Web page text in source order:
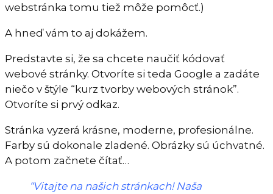
webstránka tomu tiež môže pomôcť.)
A hneď vám to aj dokážem.
Predstavte si, že sa chcete naučiť kódovať
webové stránky. Otvoríte si teda Google a zadáte
niečo v štýle “kurz tvorby webových stránok”.
Otvoríte si prvý odkaz.
Stránka vyzerá krásne, moderne, profesionálne.
Farby sú dokonale zladené. Obrázky sú úchvatné.
A potom začnete čítať…
“Vitajte na našich stránkach! Naša